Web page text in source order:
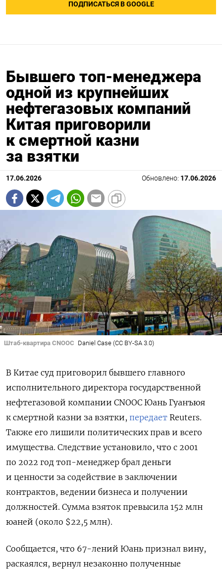
ПОДПИСАТЬСЯ В GOOGLE
Бывшего топ-менеджера
одной из крупнейших
нефтегазовых компаний
Китая приговорили
к смертной казни
за взятки
17.06.2026 Обновлено: 17.06.2026
Штаб-квартира CNOOC Daniel Case (CC BY-SA 3.0)
В Китае суд приговорил бывшего главного
исполнительного директора государственной
нефтегазовой компании CNOOC Юань Гуанъюя
к смертной казни за взятки, передает Reuters.
Также его лишили политических прав и всего
имущества. Следствие установило, что с 2001
по 2022 год топ-менеджер брал деньги
и ценности за содействие в заключении
контрактов, ведении бизнеса и получении
должностей. Сумма взяток превысила 152 млн
юаней (около $22,5 млн).
Сообщается, что 67-лений Юань признал вину,
раскаялся, вернул незаконно полученные